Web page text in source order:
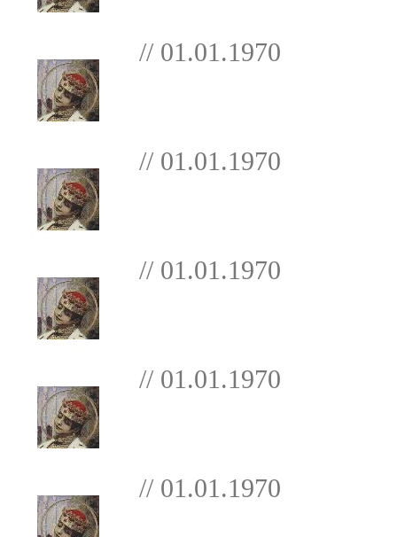
// 01.01.1970
// 01.01.1970
// 01.01.1970
// 01.01.1970
// 01.01.1970